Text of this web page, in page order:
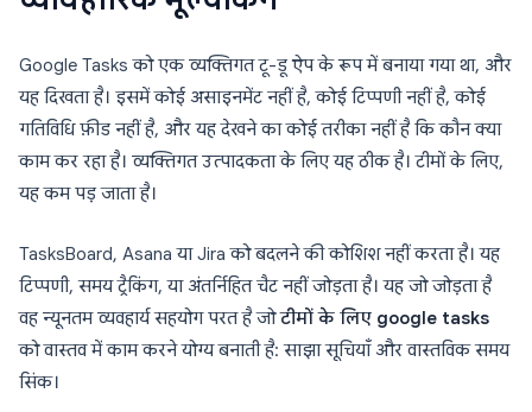
Google Tasks को एक व्यक्तिगत टू-डू ऐप के रूप में बनाया गया था, और
यह दिखता है। इसमें कोई असाइनमेंट नहीं है, कोई टिप्पणी नहीं है, कोई
गतिविधि फ़ीड नहीं है, और यह देखने का कोई तरीका नहीं है कि कौन क्या
काम कर रहा है। व्यक्तिगत उत्पादकता के लिए यह ठीक है। टीमों के लिए,
यह कम पड़ जाता है।
TasksBoard, Asana या Jira को बदलने की कोशिश नहीं करता है। यह
टिप्पणी, समय ट्रैकिंग, या अंतर्निहित चैट नहीं जोड़ता है। यह जो जोड़ता है
वह न्यूनतम व्यवहार्य सहयोग परत है जोटीमों के लिए google tasks
को वास्तव में काम करने योग्य बनाती है: साझा सूचियाँ और वास्तविक समय
सिंक।